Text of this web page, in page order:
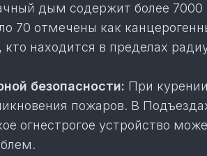
дым содержит более 7000
70 отмечены как
находится в пределах
безопасности: При курении
пожаров. В
огнестрогое устройство